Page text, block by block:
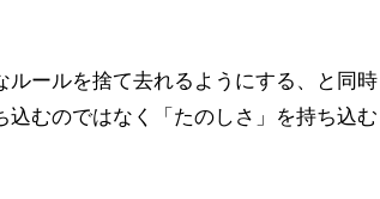
ールを捨て去れるようにする、と同時
むのではなく「たのしさ」を持ち込む